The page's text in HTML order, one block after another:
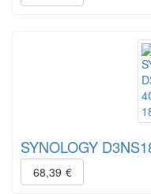
SYNOLOGY
68,39 €